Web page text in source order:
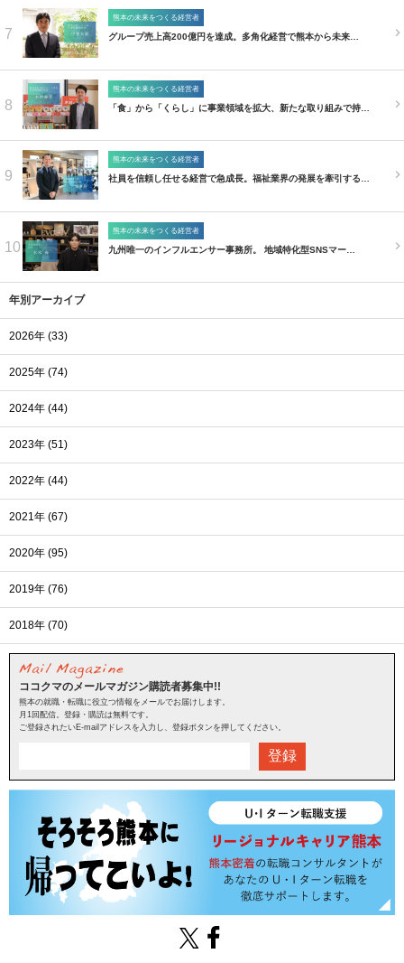
7
熊本の未来をつくる経営者
グループ売上高200億円を達成。多角化経営で熊本から未来…
8
熊本の未来をつくる経営者
「食」から「くらし」に事業領域を拡大、新たな取り組みで持…
9
熊本の未来をつくる経営者
社員を信頼し任せる経営で急成長。福祉業界の発展を牽引する…
10
熊本の未来をつくる経営者
九州唯一のインフルエンサー事務所。 地域特化型SNSマー…
年別アーカイブ
2026年 (33)
2025年 (74)
2024年 (44)
2023年 (51)
2022年 (44)
2021年 (67)
2020年 (95)
2019年 (76)
2018年 (70)
ココクマのメールマガジン購読者募集中!!
熊本の就職・転職に役立つ情報をメールでお届けします。
月1回配信。登録・購読は無料です。
ご登録されたいE-mailアドレスを入力し、登録ボタンを押してください。
登録